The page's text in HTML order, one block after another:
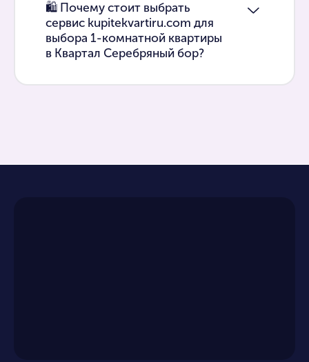
🛍 Почему стоит выбрать
сервис kupitekvartiru.com для
выбора 1-комнатной квартиры
в Квартал Серебряный бор?